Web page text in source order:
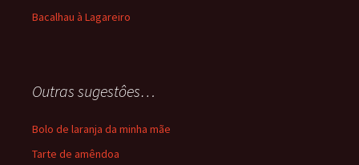
Bacalhau à Lagareiro
Outras sugestôes…
Bolo de laranja da minha mãe
Tarte de amêndoa